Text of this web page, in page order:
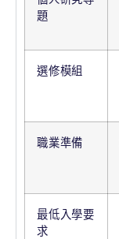
題
選修模組
職業準備
最低入學要
求